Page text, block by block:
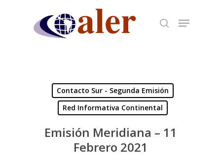
Contacto Sur - Segunda Emisión
Red Informativa Continental
Emisión Meridiana – 11
Febrero 2021